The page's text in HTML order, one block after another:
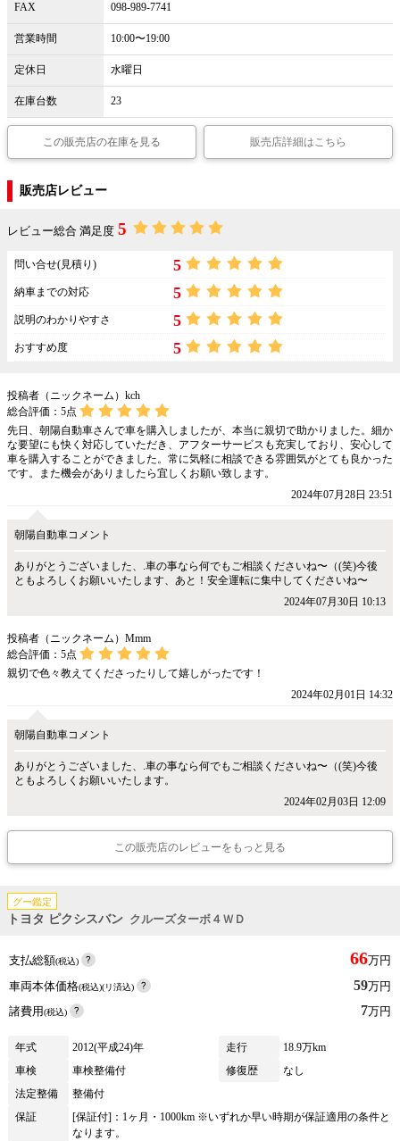
FAX 098-989-7741
営業時間 10:00〜19:00
定休日 水曜日
在庫台数 23
この販売店の在庫を見る 販売店詳細はこちら
販売店レビュー
レビュー総合 満足度 5
問い合せ(見積り) 5
納車までの対応 5
説明のわかりやすさ 5
おすすめ度 5
投稿者（ニックネーム）kch
総合評価： 5点
先日、朝陽自動車さんで車を購入しましたが、本当に親切で助かりました。細か
な要望にも快く対応していただき、アフターサービスも充実しており、安心して
車を購入することができました。常に気軽に相談できる雰囲気がとても良かった
です。また機会がありましたら宜しくお願い致します。
2024年07月28日 23:51
朝陽自動車コメント
ありがとうございました、.車の事なら何でもご相談くださいね〜（(笑)今後
ともよろしくお願いいたします、あと！安全運転に集中してくださいね〜
2024年07月30日 10:13
投稿者（ニックネーム）Mmm
総合評価： 5点
親切で色々教えてくださったりして嬉しがったです！
2024年02月01日 14:32
朝陽自動車コメント
ありがとうございました、.車の事なら何でもご相談くださいね〜（(笑)今後
ともよろしくお願いいたします。
2024年02月03日 12:09
この販売店のレビューをもっと見る
グー鑑定
トヨタ ピクシスバン クルーズターボ４ＷＤ
支払総額(税込) 66万円
車両本体価格(税込)(リ済込) 59万円
諸費用(税込) 7万円
年式 2012(平成24)年 走行
18.9万km
車検
車検整備付 修復歴
なし
法定整備
整備付
保証
[保証付]：1ヶ月・1000km ※いずれか早い時期が保証適用の条件と
なります。